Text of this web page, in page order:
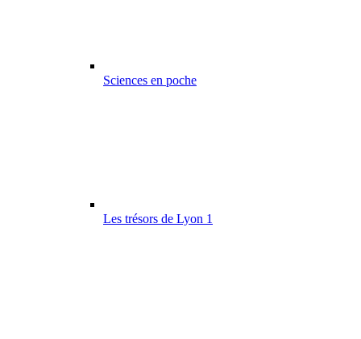
Sciences en poche
Les trésors de Lyon 1